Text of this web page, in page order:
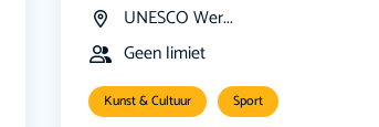
UNESCO Wer...
Geen limiet
Kunst & Cultuur Sport